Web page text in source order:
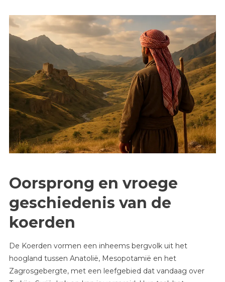
Oorsprong en vroege
geschiedenis van de
koerden
De Koerden vormen een inheems bergvolk uit het
hoogland tussen Anatolië, Mesopotamië en het
Zagrosgebergte, met een leefgebied dat vandaag over